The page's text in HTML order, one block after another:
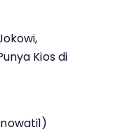
Kios di